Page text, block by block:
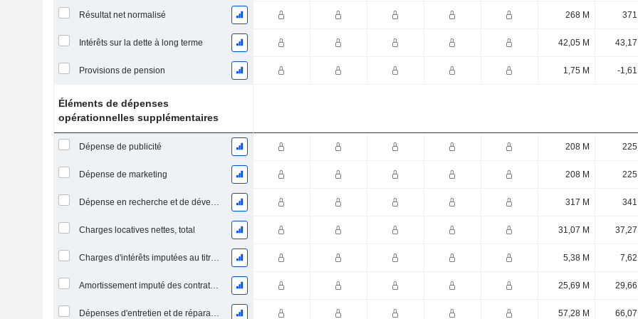
Résultat net normalisé 268 M
Intérêts sur la dette à long terme 42,05 M
Provisions de pension 1,75 M -
Éléments de dépenses
opérationnelles supplémentaires
Dépense de publicité 208 M
Dépense de marketing 208 M
Dépense en recherche et de développement 317 M
Charges locatives nettes, total 31,07 M
Charges d'intérêts imputées au titre des contrats de location 5,38 M
Amortissement imputé des contrats de location simple 25,69 M
Dépenses d'entretien et de réparation, total 57,28 M